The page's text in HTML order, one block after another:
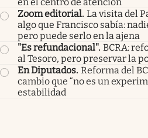
Zoom editorial. La visita del
algo que Francisco sabía:
pero puede serlo en la ajena
"Es refundacional". BCRA:
al Tesoro, pero preservar la
En Diputados. Reforma del
cambio que “no es un
estabilidad